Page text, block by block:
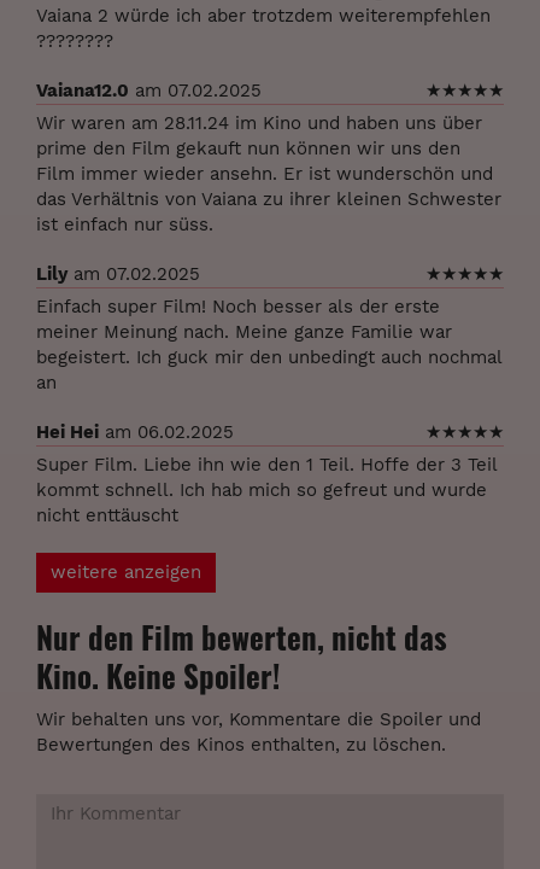
Vaiana 2 würde ich aber trotzdem weiterempfehlen
????????
Vaiana12.0 am 07.02.2025 ★★★★★
Wir waren am 28.11.24 im Kino und haben uns über
prime den Film gekauft nun können wir uns den
Film immer wieder ansehn. Er ist wunderschön und
das Verhältnis von Vaiana zu ihrer kleinen Schwester
ist einfach nur süss.
Lilyam 07.02.2025 ★★★★★
Einfach super Film! Noch besser als der erste
meiner Meinung nach. Meine ganze Familie war
begeistert. Ich guck mir den unbedingt auch nochmal
an
Hei Hei am 06.02.2025 ★★★★★
Super Film. Liebe ihn wie den 1 Teil. Hoffe der 3 Teil
kommt schnell. Ich hab mich so gefreut und wurde
nicht enttäuscht
weitere anzeigen
Nur den Film bewerten, nicht das
Kino. Keine Spoiler!
Wir behalten uns vor, Kommentare die Spoiler und
Bewertungen des Kinos enthalten, zu löschen.